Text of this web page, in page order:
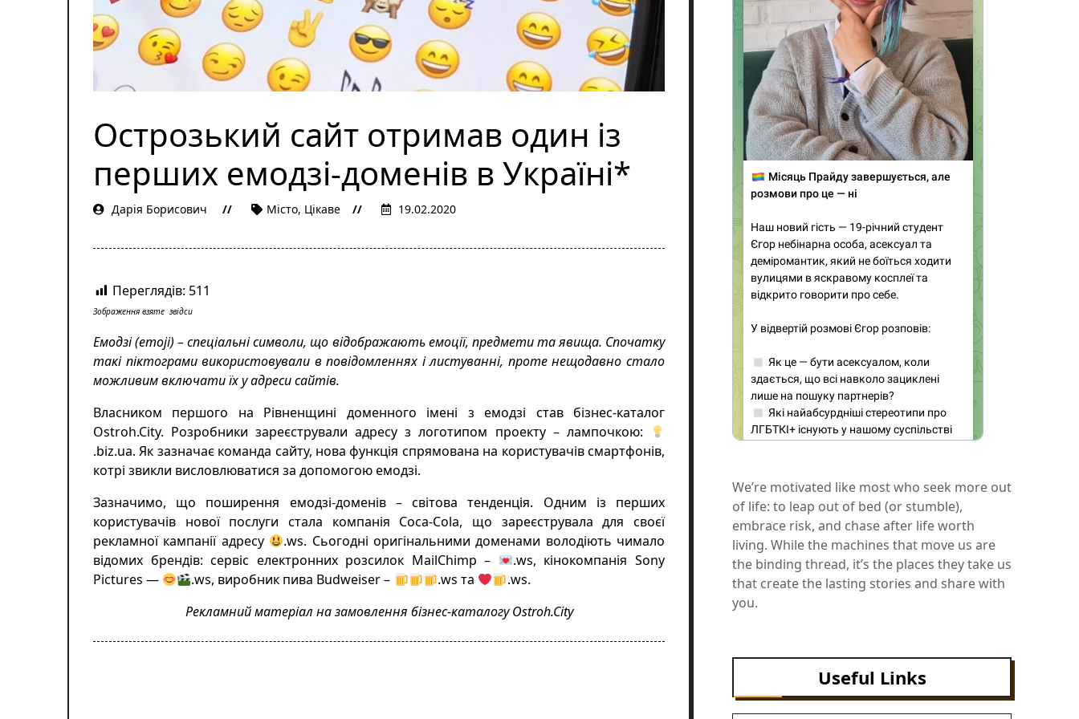
Острозький сайт отримав один із
перших емодзі-доменів в Україні*
Дарія Борисович Місто, Цікаве 19.02.2020
Переглядів: 511
Зображення взяте звідси
Емодзі (emoji)– спеціальні символи, що відображають емоції, предмети та явища. Спочатку
такі піктограми використовували в повідомленнях і листуванні, проте нещодавно стало
можливим включати їх у адреси сайтів.
Власником першого на Рівненщині доменного імені з емодзі став бізнес-каталог
Ostroh.City. Розробники зареєстрували адресу з логотипом проекту – лампочкою:
.biz.ua. Як зазначає команда сайту, нова функція спрямована на користувачів смартфонів,
котрі звикли висловлюватися за допомогою емодзі.
Зазначимо, що поширення емодзі-доменів – світова тенденція. Одним із перших
користувачів нової послуги стала компанія Coca-Cola, що зареєструвала для своєї
рекламної кампанії адресу
.ws. Сьогодні оригінальними доменами володіють чимало
відомих брендів: сервіс електронних розсилок MailChimp –
.ws, кінокомпанія Sony
Pictures —
.ws, виробник пива Budweiser – .ws та
.ws.
Рекламний матеріал на замовлення бізнес-каталогу Ostroh.City
We’re motivated like most who seek more out
of life: to leap out of bed (or stumble),
embrace risk, and chase after life worth
living. While the machines that move us are
the binding thread, it’s the places they take us
that create the lasting stories and share with
you.
Useful Links